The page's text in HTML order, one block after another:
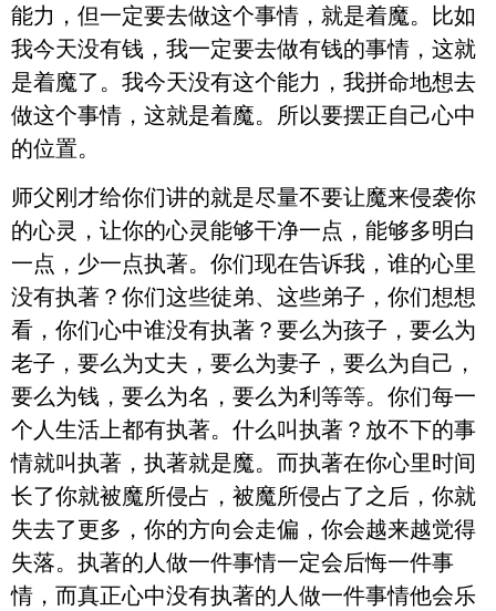
能力，但一定要去做这个事情，就是着魔。比如
我今天没有钱，我一定要去做有钱的事情，这就
是着魔了。我今天没有这个能力，我拼命地想去
做这个事情，这就是着魔。所以要摆正自己心中
的位置。
师父刚才给你们讲的就是尽量不要让魔来侵袭你
的心灵，让你的心灵能够干净一点，能够多明白
一点，少一点执著。你们现在告诉我，谁的心里
没有执著？你们这些徒弟、这些弟子，你们想想
看，你们心中谁没有执著？要么为孩子，要么为
老子，要么为丈夫，要么为妻子，要么为自己，
要么为钱，要么为名，要么为利等等。你们每一
个人生活上都有执著。什么叫执著？放不下的事
情就叫执著，执著就是魔。而执著在你心里时间
长了你就被魔所侵占，被魔所侵占了之后，你就
失去了更多，你的方向会走偏，你会越来越觉得
失落。执著的人做一件事情一定会后悔一件事
情，而真正心中没有执著的人做一件事情他会乐